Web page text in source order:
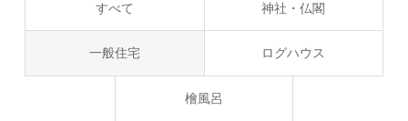
すべて 神社・仏閣
一般住宅 ログハウス
檜風呂